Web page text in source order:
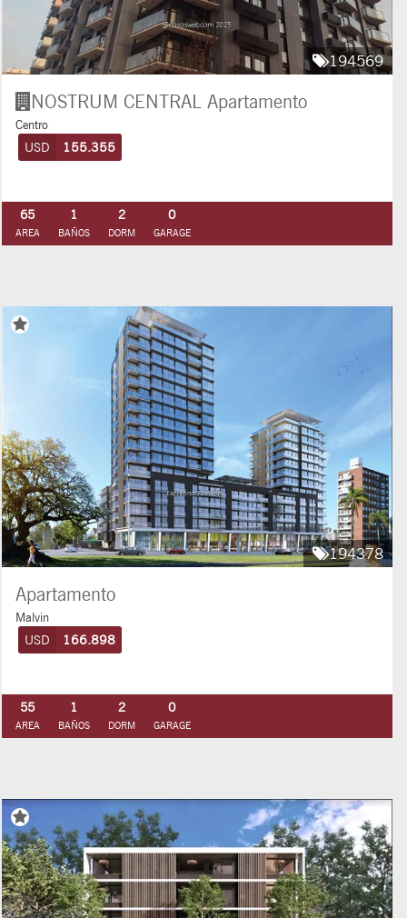
194569
NOSTRUM CENTRAL Apartamento
Centro
USD 155.355
65
AREA
1
BAÑOS
2
DORM
0
GARAGE
194378
Apartamento
Malvin
USD 166.898
55
AREA
1
BAÑOS
2
DORM
0
GARAGE